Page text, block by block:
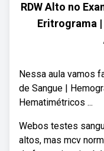
RDW Alto no
Eritrograma
Nessa aula vamos
de Sangue |
Hematimétricos ...
Webos testes
altos, mas mcv